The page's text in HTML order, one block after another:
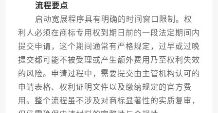
流程要点
启动宽展程序具有明确的时间窗口限制。权
利人必须在商标专用权到期日前的一段法定期间内
提交申请，这个期间通常有严格规定，过早或过晚
提交都可能不被受理或产生额外费用乃至权利失效
的风险。申请过程中，需要提交由主管机构认可的
申请表格、权利证明文件以及缴纳规定的官方费
用。整个流程虽不涉及对商标显著性的实质复审，